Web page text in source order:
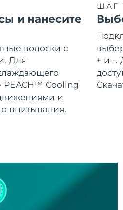
и нанесите
волоски с
Для
PEACH™ Cooling
и
впитывания.
ШАГ
+ и -.
Ожидаемая дата доставки
8/8/26
Ожидаемая дата доставки
Ожидаемая дата доставки
8/8/26
Ожидаемая дата доставки